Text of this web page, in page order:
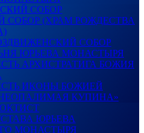
СОБОР
СОБОР (ХРАМ РОЖДЕСТВА
СОБОР
ЮРЬЕВА МОНАСТЫРЯ
АРХИСТРАТИГА БОЖИЯ
ИКОНЫ БОЖИЕЙ
КУПИНА»
ЮРЬЕВА
МОНАСТЫРЯ